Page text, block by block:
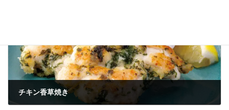
チキン香草焼き